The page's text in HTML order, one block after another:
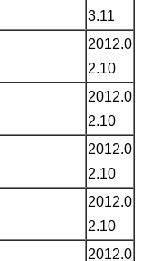
3.11
2012.0
2.10
2012.0
2.10
2012.0
2.10
2012.0
2.10
2012.0